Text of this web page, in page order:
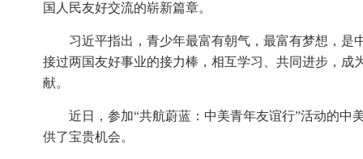
国人民友好交流的崭新篇章。
习近平指出，青少年最富有朝气，最富有梦想，
接过两国友好事业的接力棒，相互学习、共同进步，成
献。
近日，参加“共航蔚蓝：中美青年友谊行”活动的中
供了宝贵机会。